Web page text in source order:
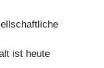
ist heute